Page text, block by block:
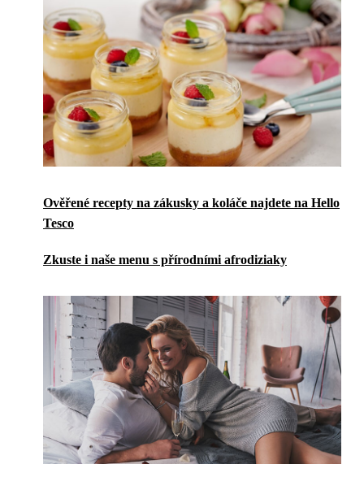
Ověřené recepty na zákusky a koláče najdete na Hello
Tesco
Zkuste i naše menu s přírodními afrodiziaky